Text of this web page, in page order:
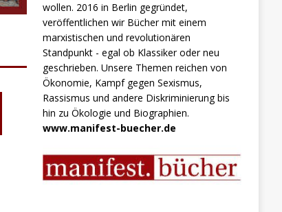
wollen. 2016 in Berlin gegründet,
veröffentlichen wir Bücher mit einem
marxistischen und revolutionären
Standpunkt - egal ob Klassiker oder neu
geschrieben. Unsere Themen reichen von
Ökonomie, Kampf gegen Sexismus,
Rassismus und andere Diskriminierung bis
hin zu Ökologie und Biographien.
www.manifest-buecher.de